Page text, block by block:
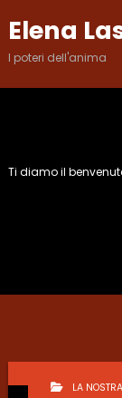
contenuto
Elena
I poteri dell'anima
Ti diamo il
LA